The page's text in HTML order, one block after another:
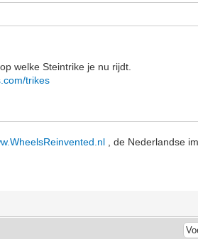
welke Steintrike je nu rijdt.
trikes
, de Nederlandse